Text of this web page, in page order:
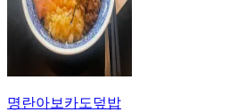
명란아보카도덮밥